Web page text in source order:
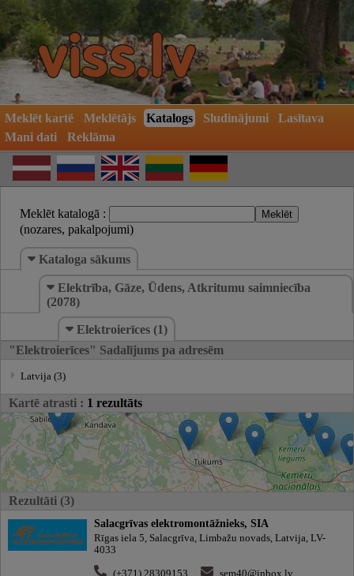
Meklēt kartē Meklētājs Katalogs Sludinājumi
Lasītava
Mani dati
Reklāma
Meklēt katalogā :
(nozares, pakalpojumi)
Kataloga sākums
Elektrība, Gāze, Ūdens, Atkritumu saimniecība
(2078)
Elektroierīces (1)
"Elektroierīces" Sadalījums pa adresēm
Latvija (3)
Kartē atrasti : 1 rezultāts
Rezultāti (3)
Salacgrīvas elektromontāžnieks, SIA
Rīgas iela 5, Salacgrīva, Limbažu novads, Latvija, LV-
4033
(+371) 28309153
sem40@inbox.lv